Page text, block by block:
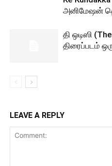
அனிமேஷன்
தி ஒடிஸி
திரைப்படம்
LEAVE A REPLY